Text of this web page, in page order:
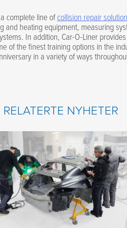
complete line ofcollision repair
and heating equipment, measuring
In addition, Car-O-Liner
of the finest training options in the
in a variety of ways
RELATERTE NYHETER